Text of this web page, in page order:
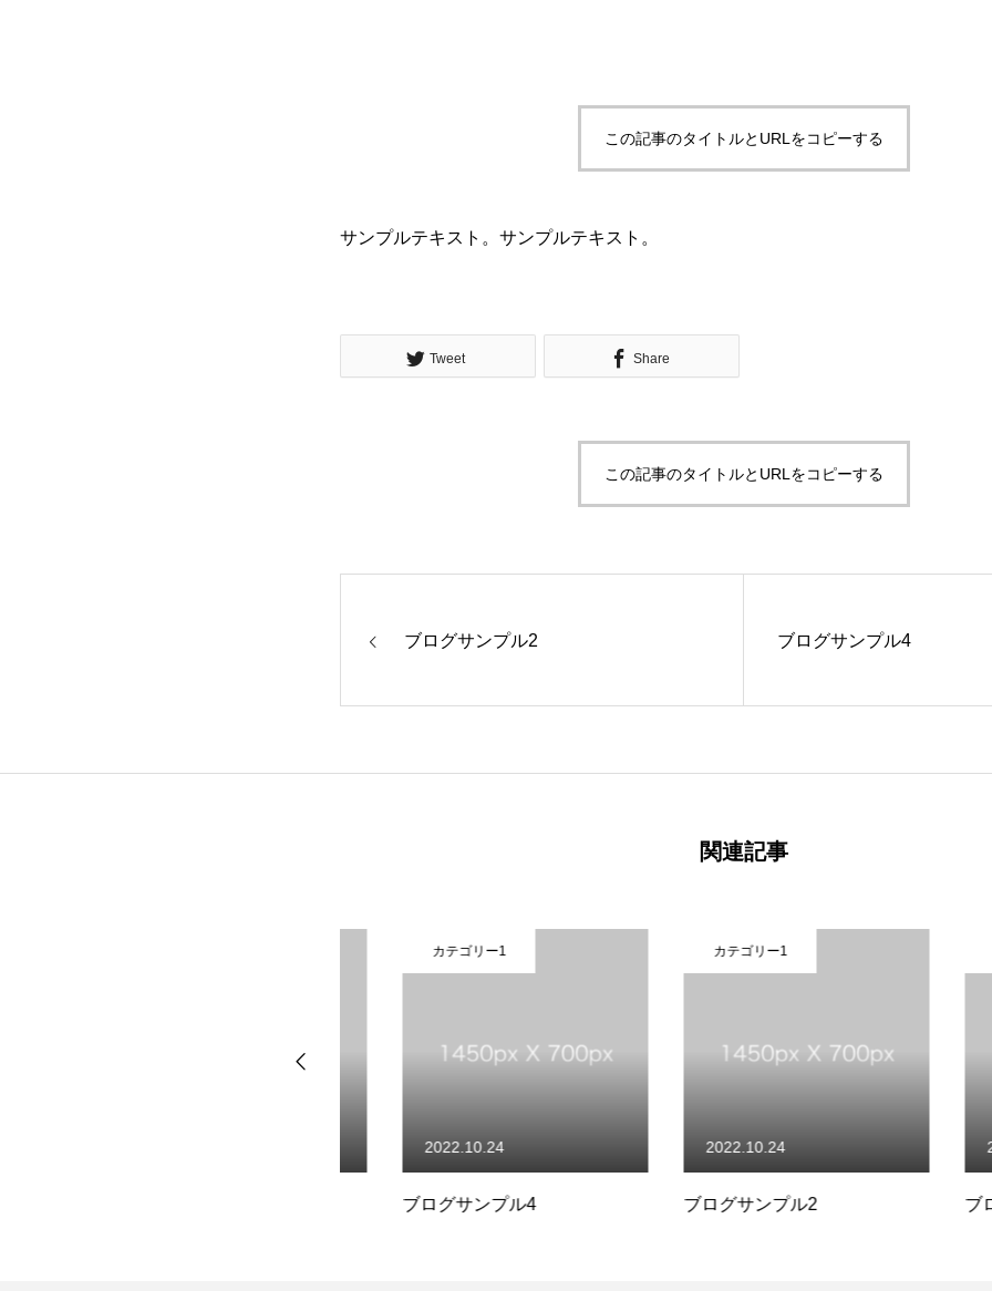
この記事のタイトルとURLをコピーする
サンプルテキスト。サンプルテキスト。
Tweet Share
この記事のタイトルとURLをコピーする
ブログサンプル2 ブログサンプル4
関連記事
カテゴリー1
ブログサンプル4
2022.10.24
カテゴリー1
ブログサンプル2
2022.10.24
ブログサ